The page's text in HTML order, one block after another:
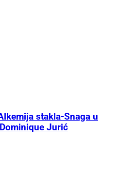
stakla-Snaga u
Jurić